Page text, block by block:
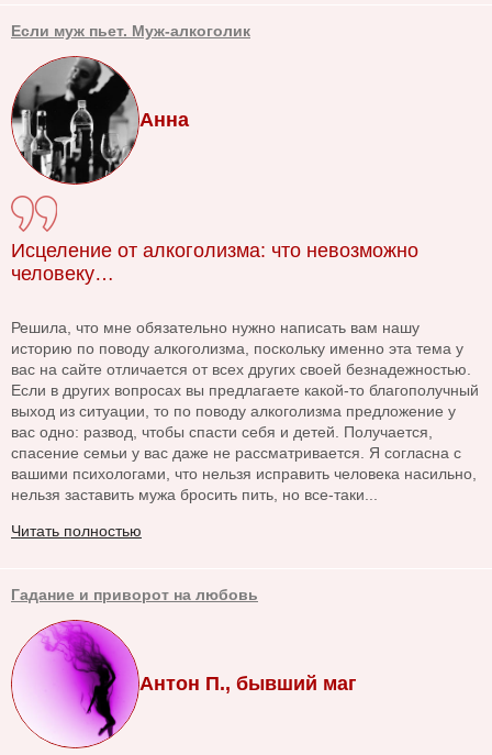
Если муж пьет. Муж-алкоголик
Анна
Исцеление от алкоголизма: что невозможно
человеку…
Решила, что мне обязательно нужно написать вам нашу
историю по поводу алкоголизма, поскольку именно эта тема у
вас на сайте отличается от всех других своей безнадежностью.
Если в других вопросах вы предлагаете какой-то благополучный
выход из ситуации, то по поводу алкоголизма предложение у
вас одно: развод, чтобы спасти себя и детей. Получается,
спасение семьи у вас даже не рассматривается. Я согласна с
вашими психологами, что нельзя исправить человека насильно,
нельзя заставить мужа бросить пить, но все-таки...
Читать полностью
Гадание и приворот на любовь
Антон П., бывший маг